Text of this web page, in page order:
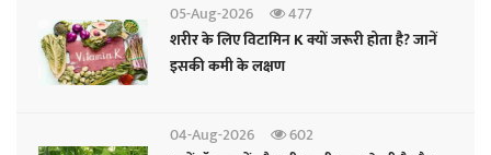
05-Aug-2026
477
शरीर के लिए विटामिन K क्यों जरूरी होता है? जानें
इसकी कमी के लक्षण
04-Aug-2026
602